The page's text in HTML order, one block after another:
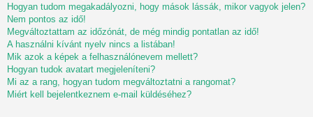
Hogyan tudom megakadályozni, hogy mások lássák, mikor vagyok jelen?
Nem pontos az idő!
Megváltoztattam az időzónát, de még mindig pontatlan az idő!
A használni kívánt nyelv nincs a listában!
Mik azok a képek a felhasználónevem mellett?
Hogyan tudok avatart megjeleníteni?
Mi az a rang, hogyan tudom megváltoztatni a rangomat?
Miért kell bejelentkeznem e-mail küldéséhez?